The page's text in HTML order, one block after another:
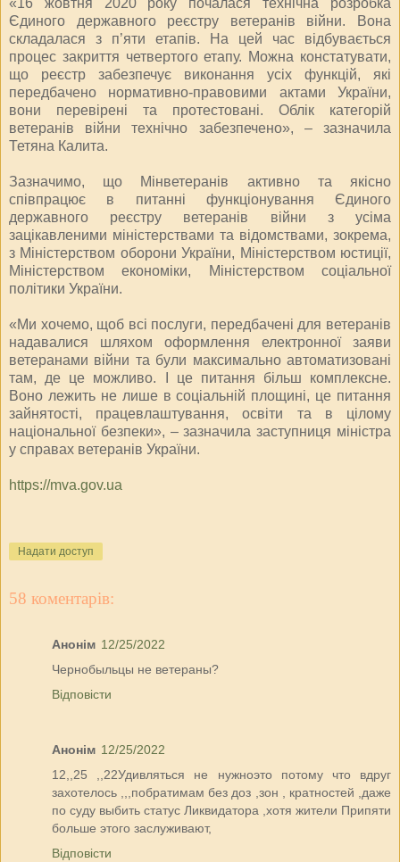
Єдиного державного реєстру ветеранів війни. Вона
складалася з п’яти етапів. На цей час відбувається
процес закриття четвертого етапу. Можна констатувати,
що реєстр забезпечує виконання усіх функцій, які
передбачено нормативно-правовими актами України,
вони перевірені та протестовані. Облік категорій
ветеранів війни технічно забезпечено», – зазначила
Тетяна Калита.
Зазначимо, що Мінветеранів активно та якісно
співпрацює в питанні функціонування Єдиного
державного реєстру ветеранів війни з усіма
зацікавленими міністерствами та відомствами, зокрема,
з Міністерством оборони України, Міністерством юстиції,
Міністерством економіки, Міністерством соціальної
політики України.
«Ми хочемо, щоб всі послуги, передбачені для ветеранів
надавалися шляхом оформлення електронної заяви
ветеранами війни та були максимально автоматизовані
там, де це можливо. І це питання більш комплексне.
Воно лежить не лише в соціальній площині, це питання
зайнятості, працевлаштування, освіти та в цілому
національної безпеки», – зазначила заступниця міністра
у справах ветеранів України.
https://mva.gov.ua
Надати доступ
58 коментарів:
Анонім 12/25/2022
Чернобыльцы не ветераны?
Відповісти
Анонім 12/25/2022
12,,25 ,,22Удивляться не нужноэто потому что вдруг
захотелось ,,,побратимам без доз ,зон , кратностей ,даже
по суду выбить статус Ликвидатора ,хотя жители Припяти
больше этого заслуживают,
Відповісти